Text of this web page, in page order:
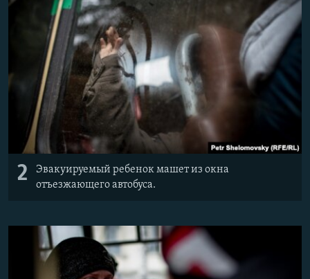
2
Эвакуируемый ребенок машет из окна
отъезжающего автобуса.